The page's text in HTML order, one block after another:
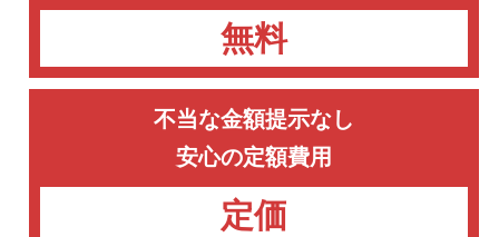
無料
不当な金額提示なし
安心の定額費用
定価